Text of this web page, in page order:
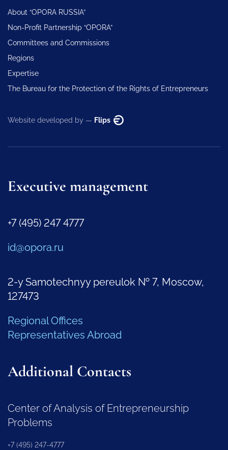
About “OPORA RUSSIA”
Non-Profit Partnership “OPORA”
Committees and Commissions
Regions
Expertise
The Bureau for the Protection of the Rights of Entrepreneurs
Website developed by — Flips
Executive management
+7 (495) 247 4777
id@opora.ru
2-y Samotechnyy pereulok № 7, Moscow,
127473
Regional Offices
Representatives Abroad
Additional Contacts
Center of Analysis of Entrepreneurship
Problems
+7 (495) 247-4777